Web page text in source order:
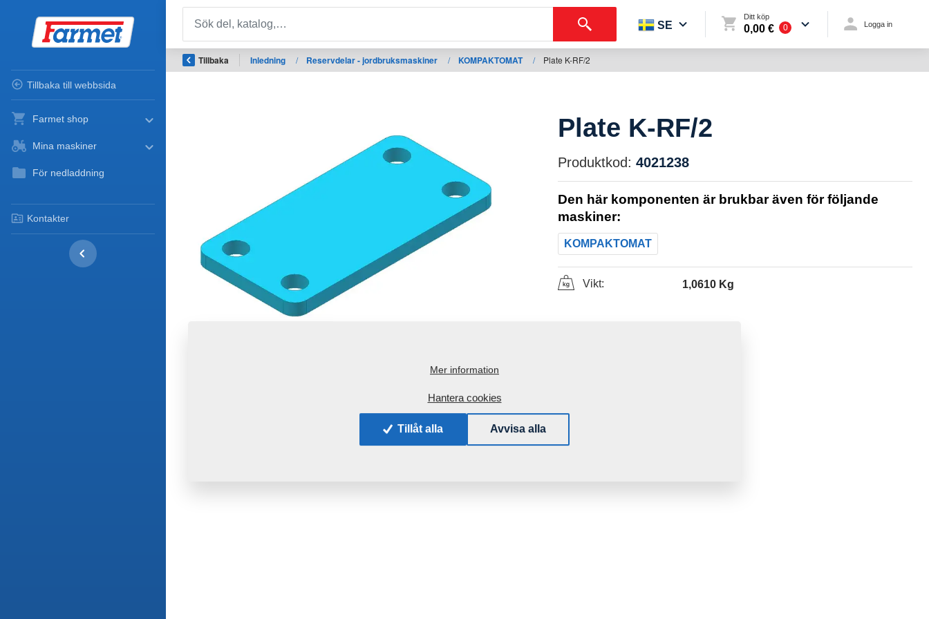
Tillbaka till webbsida
Farmet shop
Mina maskiner
För nedladdning
Kontakter
SE
Ditt köp
0,00 € 0 Logga in
Tillbaka Inledning / Reservdelar - jordbruksmaskiner / KOMPAKTOMAT / Plate K-RF/2
Plate K-RF/2
Produktkod: 4021238
Den här komponenten är brukbar även för följande
maskiner:
KOMPAKTOMAT
Vikt: 1,0610 Kg
Mer information
Hantera cookies
Tillåt alla Avvisa alla